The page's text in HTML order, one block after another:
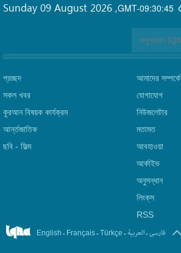
GMT-09:30:45
Sunday 09 August 2026 ,
প্রচ্ছদ
সকল খবর
কুরআন বিষয়ক কার্যক্রম
আর্ন্তজাতিক
ছবি‎ - ফিল্ম
আমাদের সম্পর্কে
যোগাযোগ
নিউজলেটার
মতামত
আবহাওয়া
আর্কাইভ
অনুসন্ধান
লিংক্‌স
RSS
English . Français. Türkçe . العربیة.فارسی